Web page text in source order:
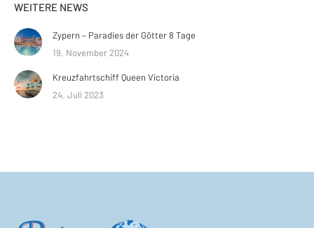
WEITERE NEWS
Zypern – Paradies der Götter 8 Tage
19. November 2024
Kreuzfahrtschiff Queen Victoria
24. Juli 2023